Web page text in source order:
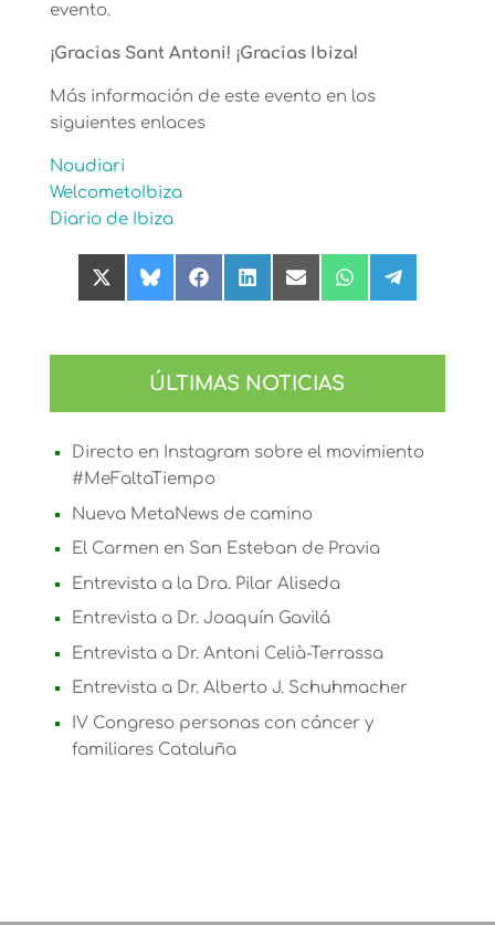
evento.
¡Gracias Sant Antoni! ¡Gracias Ibiza!
Más información de este evento en los
siguientes enlaces
Noudiari
WelcometoIbiza
Diario de Ibiza
Compartir
en
Compartir
en
Compartir
en
Compartir
en
Compartir
en
Compartir
en
Compartir
en
ÚLTIMAS NOTICIAS
Directo en Instagram sobre el movimiento
#MeFaltaTiempo
Nueva MetaNews de camino
El Carmen en San Esteban de Pravia
Entrevista a la Dra. Pilar Aliseda
Entrevista a Dr. Joaquín Gavilá
Entrevista a Dr. Antoni Celià-Terrassa
Entrevista a Dr. Alberto J. Schuhmacher
IV Congreso personas con cáncer y
familiares Cataluña